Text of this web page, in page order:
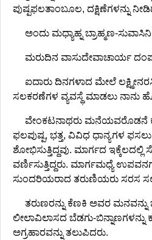
ಪುಷ್ಪಫಲತಾಂಬೂಲ, ದಕ್ಷಿಣೆಗಳನ್ನು
ಅಂದು ಮಧ್ಯಾಹ್ನ ಬ್ರಾಹ್ಮಣ-
ಮರುದಿನ ವಾಸುದೇವಾಚಾರ್ಯ
ಐದಾರು ದಿನಗಳಾದ ಮೇಲೆ
ಸಲಕರಣೆಗಳ ವ್ಯವಸ್ಥೆ ಮಾಡಲು ನಾನು
ವೇಂಕಟನಾಥರು ಮನೆಯವರೊಡನೆ
ಫಲಪುಷ್ಪ, ಭತ್ತ, ವಿವಿಧ ಧಾನ್ಯಗಳ
ಶೋಭಿಸುತ್ತಿದ್ದವು. ಮಾರ್ಗದ
ವರ್ಣಿಸುತ್ತಿದ್ದರು. ಮಾರ್ಗಮಧ್ಯೆ
ಸುಂದರಿಯರಾದ ತರುಣಿಯರು ಸರಸ
ತರುಣರನ್ನು ಕೆಣಕಿ ಅವರ
ಲೀಲಾವಿಲಾಸದ ಬೆಡಗು-ಬಿನ್ನಾಣಗಳನ್ನು
ಅಗ್ರಹಾರವನ್ನು ತಲುಪಿದರು.